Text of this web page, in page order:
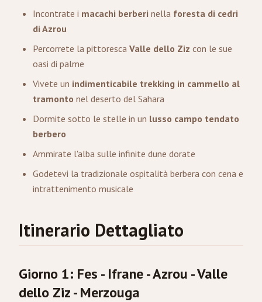
Incontrate i macachi berberi nella foresta di cedri
di Azrou
Percorrete la pittoresca Valle dello Ziz con le sue
oasi di palme
Vivete un indimenticabile trekking in cammello al
tramonto nel deserto del Sahara
Dormite sotto le stelle in un lusso campo tendato
berbero
Ammirate l'alba sulle infinite dune dorate
Godetevi la tradizionale ospitalità berbera con cena e
intrattenimento musicale
Itinerario Dettagliato
Giorno 1: Fes - Ifrane - Azrou - Valle
dello Ziz - Merzouga